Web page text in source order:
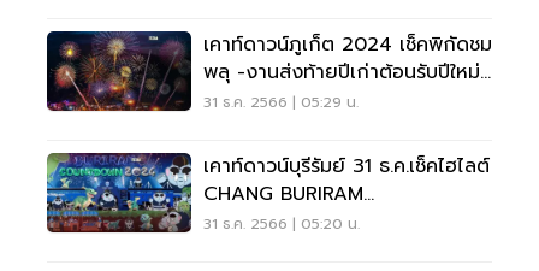
เคาท์ดาวน์ภูเก็ต 2024 เช็คพิกัดชม
พลุ -งานส่งท้ายปีเก่าต้อนรับปีใหม่
31 ธ.ค.
31 ธ.ค. 2566 | 05:29 น.
เคาท์ดาวน์บุรีรัมย์ 31 ธ.ค.เช็คไฮไลต์
CHANG BURIRAM
COUNTDOWN 2024 ที่นี่
31 ธ.ค. 2566 | 05:20 น.